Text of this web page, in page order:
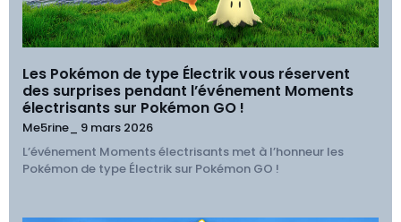
Les Pokémon de type Électrik vous réservent
des surprises pendant l’événement Moments
électrisants sur Pokémon GO !
Me5rine_ 9 mars 2026
L’événement Moments électrisants met à l’honneur les
Pokémon de type Électrik sur Pokémon GO !